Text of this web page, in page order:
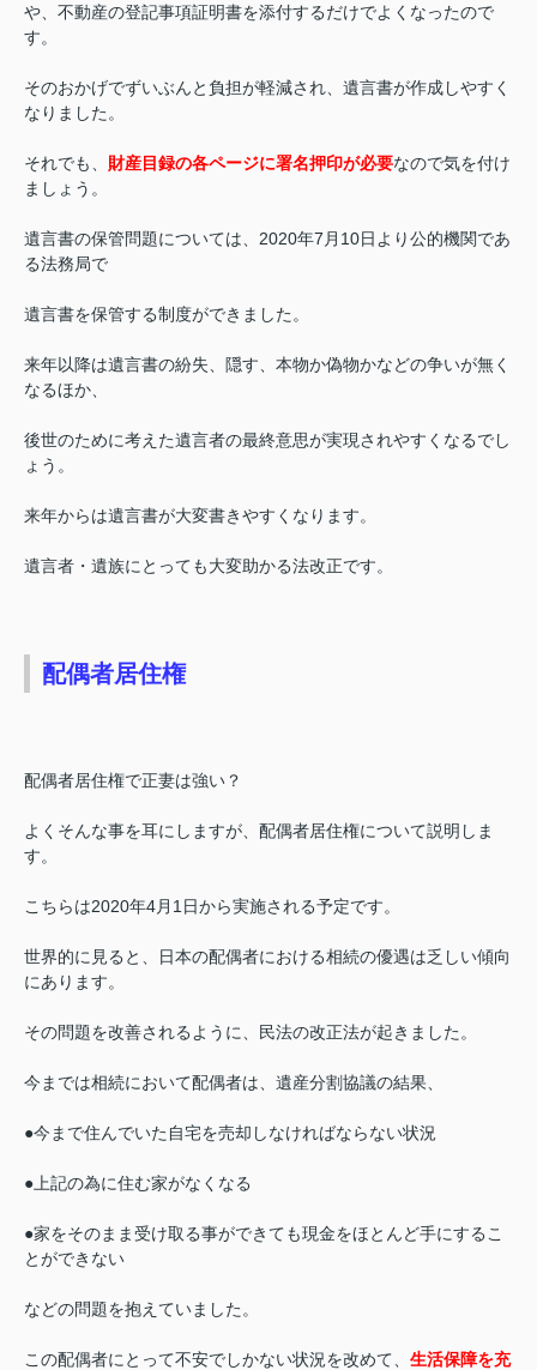
や、不動産の登記事項証明書を添付するだけでよくなったので
す。
そのおかげでずいぶんと負担が軽減され、遺言書が作成しやすく
なりました。
それでも、 財産目録の各ページに署名押印が必要なので気を付け
ましょう。
遺言書の保管問題については、2020年7月10日より公的機関であ
る法務局で
遺言書を保管する制度ができました。
来年以降は遺言書の紛失、隠す、本物か偽物かなどの争いが無く
なるほか、
後世のために考えた遺言者の最終意思が実現されやすくなるでし
ょう。
来年からは遺言書が大変書きやすくなります。
遺言者・遺族にとっても大変助かる法改正です。
配偶者居住権
配偶者居住権で正妻は強い？
よくそんな事を耳にしますが、配偶者居住権について説明しま
す。
こちらは2020年4月1日から実施される予定です。
世界的に見ると、日本の配偶者における相続の優遇は乏しい傾向
にあります。
その問題を改善されるように、民法の改正法が起きました。
今までは相続において配偶者は、遺産分割協議の結果、
●今まで住んでいた自宅を売却しなければならない状況
●上記の為に住む家がなくなる
●家をそのまま受け取る事ができても現金をほとんど手にするこ
とができない
などの問題を抱えていました。
この配偶者にとって不安でしかない状況を改めて、 生活保障を充